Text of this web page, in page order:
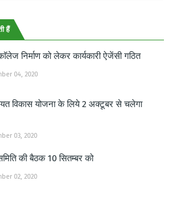
हैं
निर्माण को लेकर कार्यकारी ऐजेंसी गठित
04, 2020
विकास योजना के लिये 2 अक्टूबर से चलेगा
03, 2020
की बैठक 10 सितम्बर को
02, 2020